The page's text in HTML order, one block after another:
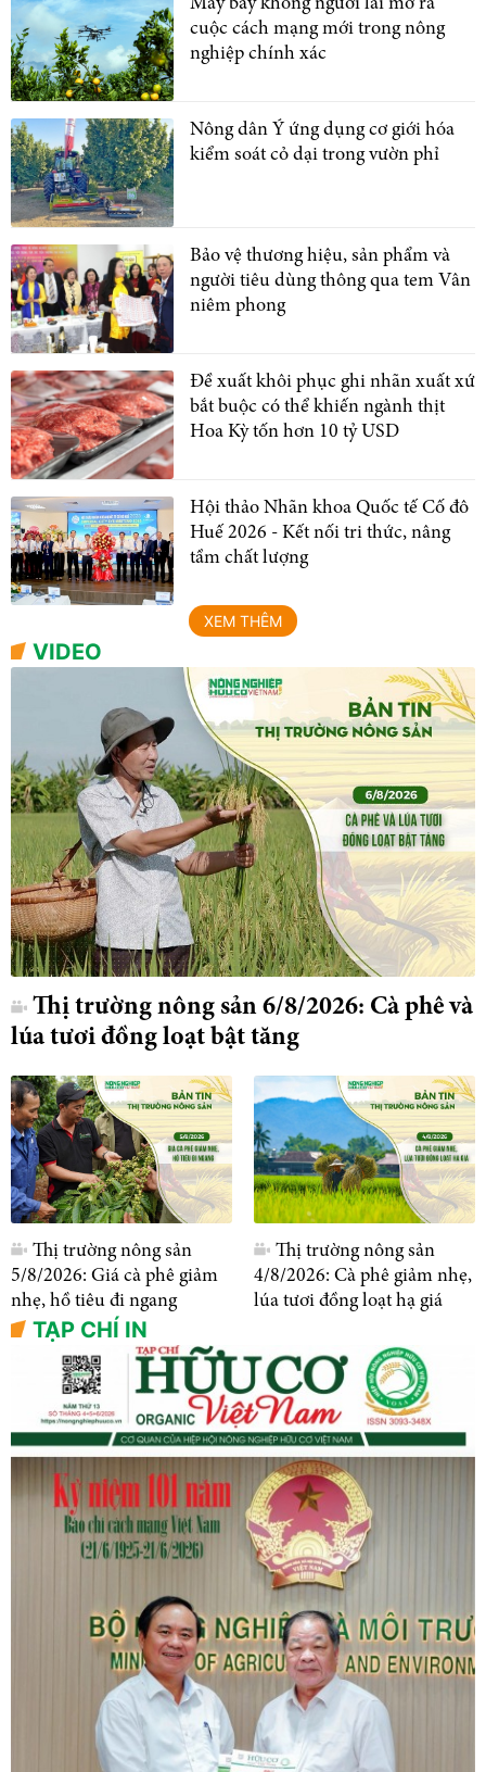
Máy bay không người lái mở ra
cuộc cách mạng mới trong nông
nghiệp chính xác
Nông dân Ý ứng dụng cơ giới hóa
kiểm soát cỏ dại trong vườn phỉ
Bảo vệ thương hiệu, sản phẩm và
người tiêu dùng thông qua tem Vân
niêm phong
Đề xuất khôi phục ghi nhãn xuất xứ
bắt buộc có thể khiến ngành thịt
Hoa Kỳ tốn hơn 10 tỷ USD
Hội thảo Nhãn khoa Quốc tế Cố đô
Huế 2026 - Kết nối tri thức, nâng
tầm chất lượng
XEM THÊM
VIDEO
Thị trường nông sản 6/8/2026: Cà phê và
lúa tươi đồng loạt bật tăng
Thị trường nông sản
5/8/2026: Giá cà phê giảm
nhẹ, hồ tiêu đi ngang
Thị trường nông sản
4/8/2026: Cà phê giảm nhẹ,
lúa tươi đồng loạt hạ giá
TẠP CHÍ IN